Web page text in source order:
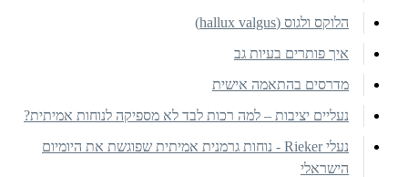
הלוקס ולגוס (hallux valgus)
איך פותרים בעיות גב
מדרסים בהתאמה אישית
נעליים יציבות – למה רכות לבד לא מספיקה לנוחות אמיתית?
נעלי Rieker - נוחות גרמנית אמיתית שפוגשת את היומיום
הישראלי